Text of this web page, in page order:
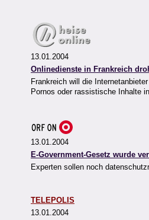
13.01.2004
Onlinedienste in Frankreich
Frankreich will die
Pornos oder rassistische Inhalte
13.01.2004
E-Government-Gesetz wurde
Experten sollen noch
TELEPOLIS
13.01.2004